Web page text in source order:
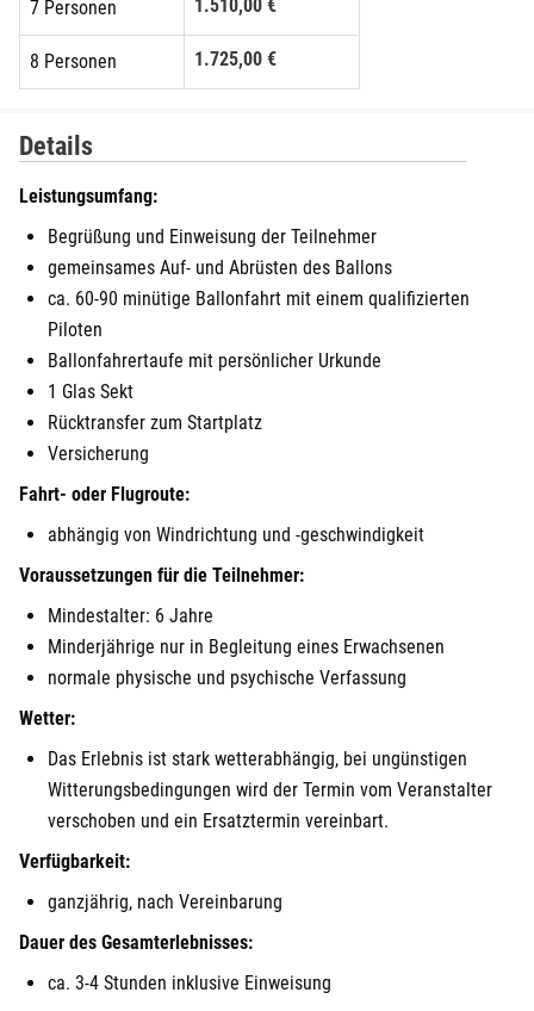
7 Personen 1.510,00 €
8 Personen 1.725,00 €
10 Personen 2.155,00 €
12 Personen 2.585,00 €
Details
Leistungsumfang:
Begrüßung und Einweisung der Teilnehmer
gemeinsames Auf- und Abrüsten des Ballons
ca. 60-90 minütige Ballonfahrt mit einem qualifizierten
Piloten
Ballonfahrertaufe mit persönlicher Urkunde
1 Glas Sekt
Rücktransfer zum Startplatz
Versicherung
Fahrt- oder Flugroute:
abhängig von Windrichtung und -geschwindigkeit
Voraussetzungen für die Teilnehmer:
Mindestalter: 6 Jahre
Minderjährige nur in Begleitung eines Erwachsenen
normale physische und psychische Verfassung
Wetter:
Das Erlebnis ist stark wetterabhängig, bei ungünstigen
Witterungsbedingungen wird der Termin vom Veranstalter
verschoben und ein Ersatztermin vereinbart.
Verfügbarkeit:
ganzjährig, nach Vereinbarung
Dauer des Gesamterlebnisses:
ca. 3-4 Stunden inklusive Einweisung
Fulda
Fürstenfeldbruck
Geiselwind
Göppingen
Halle
Hamburg
Haßfurt
Heidenheim